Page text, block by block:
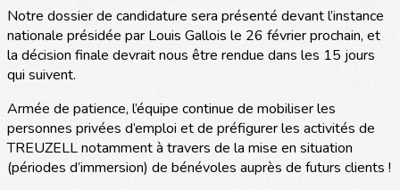
Notre dossier de candidature sera présenté devant l’instance
nationale présidée par Louis Gallois le 26 février prochain, et
la décision finale devrait nous être rendue dans les 15 jours
qui suivent.
Armée de patience, l’équipe continue de mobiliser les
personnes privées d’emploi et de préfigurer les activités de
TREUZELL notamment à travers de la mise en situation
(périodes d’immersion) de bénévoles auprès de futurs clients !